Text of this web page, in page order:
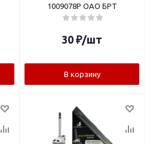
1009078Р ОАО БРТ
30 ₽/шт
В корзину